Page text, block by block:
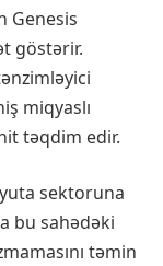
Genesis
göstərir.
miqyaslı
təqdim edir.
sektoruna
bu sahədəki
təmin